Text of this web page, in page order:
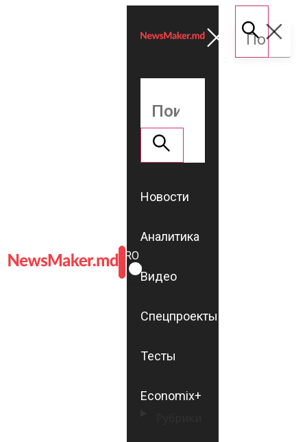
ROMÂNĂ
RU
Новости
Аналитика
Видео
Спецпроекты
Тесты
Economix+